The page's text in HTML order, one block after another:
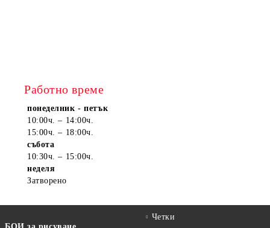
Работно време
понеделник - петък
10:00ч. – 14:00ч.
15:00ч. – 18:00ч.
събота
10:30ч. – 15:00ч.
неделя
Затворено
Четки